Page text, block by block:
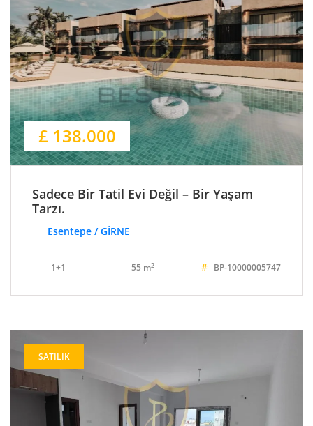
£ 138.000
Sadece Bir Tatil Evi Değil – Bir Yaşam
Tarzı.
Esentepe / GİRNE
1+1 55 m2 # BP-10000005747
SATILIK